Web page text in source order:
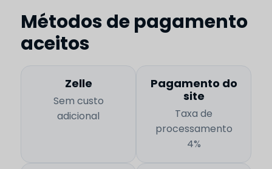
Métodos de pagamento
aceitos
Zelle
Sem custo
adicional
Pagamento do
site
Taxa de
processamento
4%